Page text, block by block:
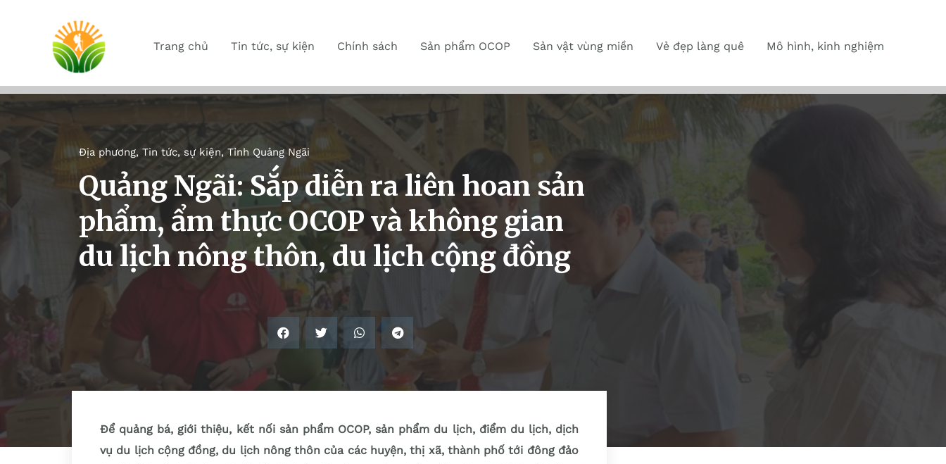
Trang chủ Tin tức, sự kiện Chính sách Sản phẩm OCOP Sản vật vùng miền Vẻ đẹp làng quê Mô hình, kinh nghiệm
Địa phương, Tin tức, sự kiện, Tỉnh Quảng Ngãi
Quảng Ngãi: Sắp diễn ra liên hoan sản
phẩm, ẩm thực OCOP và không gian
du lịch nông thôn, du lịch cộng đồng
Để quảng bá, giới thiệu, kết nối sản phẩm OCOP, sản phẩm du lịch, điểm du lịch, dịch
vụ du lịch cộng đồng, du lịch nông thôn của các huyện, thị xã, thành phố tới đông đảo